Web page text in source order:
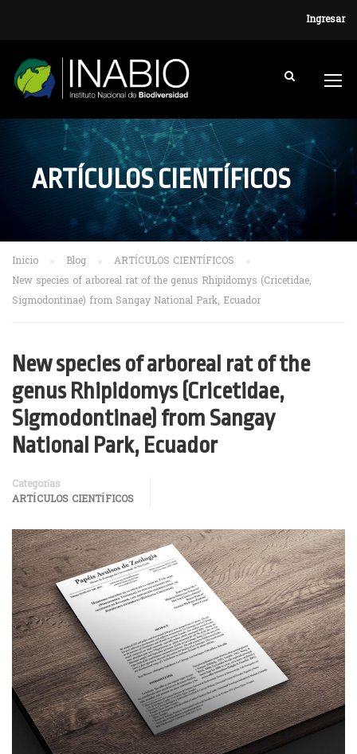
Ingresar
ARTÍCULOS CIENTÍFICOS
Inicio Blog
ARTÍCULOS CIENTÍFICOS
New species of arboreal rat of the genus Rhipidomys (Cricetidae,
Sigmodontinae) from Sangay National Park, Ecuador
New species of arboreal rat of the
genus Rhipidomys (Cricetidae,
Sigmodontinae) from Sangay
National Park, Ecuador
Categorías
ARTÍCULOS CIENTÍFICOS